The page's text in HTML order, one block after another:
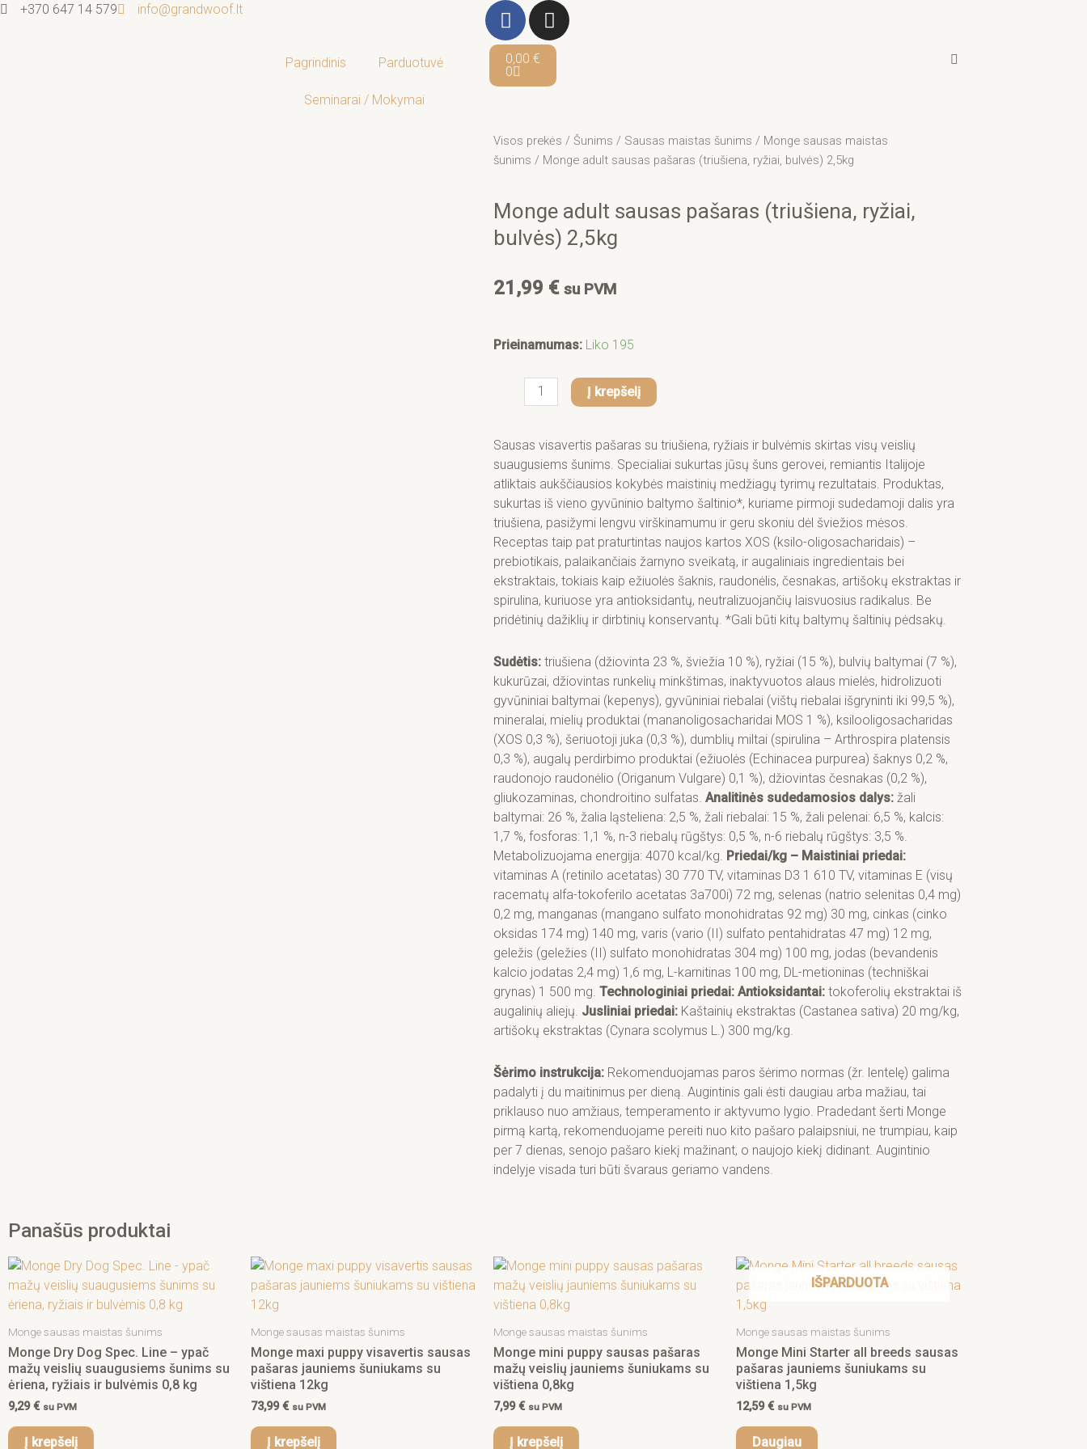
Pereiti+370 647 14 579 info@grandwoof.lt
F
a
c
e
b
k
-
I
n
s
a
r
a
m
Pagrindinis Parduotuvė
Seminarai / Mokymai
0,00 €
0
Cart
Visos prekės / Šunims / Sausas maistas šunims / Monge sausas maistas
šunims / Monge adult sausas pašaras (triušiena, ryžiai, bulvės) 2,5kg
Monge adult sausas pašaras (triušiena, ryžiai,
bulvės) 2,5kg
21,99 € su PVM
Prieinamumas: Liko 195
produkto
Monge
pašaras
(triušiena,
ryžiai,
bulvės)
2,5kg
Į krepšelį
Sausas visavertis pašaras su triušiena, ryžiais ir bulvėmis skirtas visų veislių
suaugusiems šunims. Specialiai sukurtas jūsų šuns gerovei, remiantis Italijoje
atliktais aukščiausios kokybės maistinių medžiagų tyrimų rezultatais. Produktas,
sukurtas iš vieno gyvūninio baltymo šaltinio*, kuriame pirmoji sudedamoji dalis yra
triušiena, pasižymi lengvu virškinamumu ir geru skoniu dėl šviežios mėsos.
Receptas taip pat praturtintas naujos kartos XOS (ksilo-oligosacharidais) –
prebiotikais, palaikančiais žarnyno sveikatą, ir augaliniais ingredientais bei
ekstraktais, tokiais kaip ežiuolės šaknis, raudonėlis, česnakas, artišokų ekstraktas ir
spirulina, kuriuose yra antioksidantų, neutralizuojančių laisvuosius radikalus. Be
pridėtinių dažiklių ir dirbtinių konservantų. *Gali būti kitų baltymų šaltinių pėdsakų.
Sudėtis: triušiena (džiovinta 23 %, šviežia 10 %), ryžiai (15 %), bulvių baltymai (7 %),
kukurūzai, džiovintas runkelių minkštimas, inaktyvuotos alaus mielės, hidrolizuoti
gyvūniniai baltymai (kepenys), gyvūniniai riebalai (vištų riebalai išgryninti iki 99,5 %),
mineralai, mielių produktai (mananoligosacharidai MOS 1 %), ksilooligosacharidas
(XOS 0,3 %), šeriuotoji juka (0,3 %), dumblių miltai (spirulina – Arthrospira platensis
0,3 %), augalų perdirbimo produktai (ežiuolės (Echinacea purpurea) šaknys 0,2 %,
raudonojo raudonėlio (Origanum Vulgare) 0,1 %), džiovintas česnakas (0,2 %),
gliukozaminas, chondroitino sulfatas. Analitinės sudedamosios dalys: žali
baltymai: 26 %, žalia ląsteliena: 2,5 %, žali riebalai: 15 %, žali pelenai: 6,5 %, kalcis:
1,7 %, fosforas: 1,1 %, n-3 riebalų rūgštys: 0,5 %, n-6 riebalų rūgštys: 3,5 %.
Metabolizuojama energija: 4070 kcal/kg. Priedai/kg – Maistiniai priedai:
vitaminas A (retinilo acetatas) 30 770 TV, vitaminas D3 1 610 TV, vitaminas E (visų
racematų alfa-tokoferilo acetatas 3a700i) 72 mg, selenas (natrio selenitas 0,4 mg)
0,2 mg, manganas (mangano sulfato monohidratas 92 mg) 30 mg, cinkas (cinko
oksidas 174 mg) 140 mg, varis (vario (II) sulfato pentahidratas 47 mg) 12 mg,
geležis (geležies (II) sulfato monohidratas 304 mg) 100 mg, jodas (bevandenis
kalcio jodatas 2,4 mg) 1,6 mg, L-karnitinas 100 mg, DL-metioninas (techniškai
grynas) 1 500 mg. Technologiniai priedai: Antioksidantai: tokoferolių ekstraktai iš
augalinių aliejų. Jusliniai priedai: Kaštainių ekstraktas (Castanea sativa) 20 mg/kg,
artišokų ekstraktas (Cynara scolymus L.) 300 mg/kg.
Šėrimo instrukcija: Rekomenduojamas paros šėrimo normas (žr. lentelę) galima
padalyti į du maitinimus per dieną. Augintinis gali ėsti daugiau arba mažiau, tai
priklauso nuo amžiaus, temperamento ir aktyvumo lygio. Pradedant šerti Monge
pirmą kartą, rekomenduojame pereiti nuo kito pašaro palaipsniui, ne trumpiau, kaip
per 7 dienas, senojo pašaro kiekį mažinant, o naujojo kiekį didinant. Augintinio
indelyje visada turi būti švaraus geriamo vandens.
Panašūs produktai
Monge sausas maistas šunims
Monge Dry Dog Spec. Line – ypač
mažų veislių suaugusiems šunims su
ėriena, ryžiais ir bulvėmis 0,8 kg
9,29€ su PVM
Į krepšelį
Monge sausas maistas šunims
Monge maxi puppy visavertis sausas
pašaras jauniems šuniukams su
vištiena 12kg
73,99€ su PVM
Į krepšelį
Monge sausas maistas šunims
Monge mini puppy sausas pašaras
mažų veislių jauniems šuniukams su
vištiena 0,8kg
7,99€ su PVM
Į krepšelį
IŠPARDUOTA
Monge sausas maistas šunims
Monge Mini Starter all breeds sausas
pašaras jauniems šuniukams su
vištiena 1,5kg
12,59€ su PVM
Daugiau